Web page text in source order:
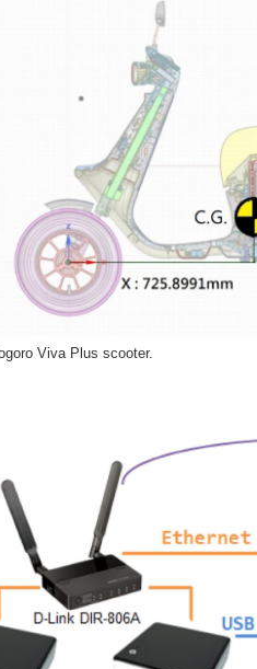
Viva Plus scooter.